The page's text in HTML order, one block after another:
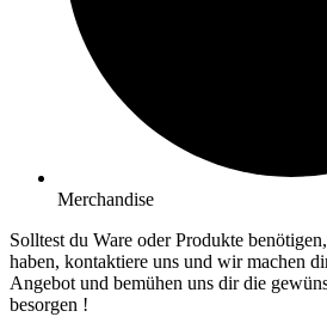
Merchandise
Solltest du Ware oder Produkte
haben, kontaktiere uns und wir machen
Angebot und bemühen uns dir die
besorgen !